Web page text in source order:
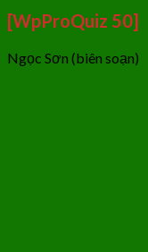
[WpProQuiz 50]
Ngọc Sơn (biên soạn)